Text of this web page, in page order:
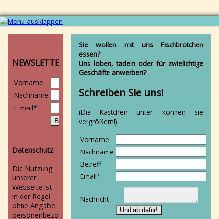
Aktuell
Co
Alle
Der
nackte
Kaiser
Zusi
Schnecke
Zuhause
NEWSLETTER
Vorname
Nachname
Pflichtfeld
E-mail*
Datenschutz
Die Nutzung
unserer
Webseite ist
in der Regel
ohne Angabe
personenbezogener
Sie wollen mit uns Fischbrötchen
essen?
Uns loben, tadeln oder für zwielichtige
Geschäfte anwerben?
Schreiben Sie uns!
(Die Kästchen unten können sie
vergrößern!)
Vorname
Nachname
Betreff
Pflichtfeld
Email*
Nachricht: